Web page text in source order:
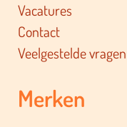
Vacatures
Contact
Veelgestelde vragen
Merken